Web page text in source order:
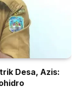
Desa, Azis: